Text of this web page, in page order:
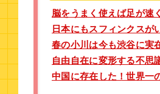
脳をうまく使えば足が速
日本にもスフィンクスが
春の小川は今も渋谷に実
自由自在に変形する不思
中国に存在した！世界一